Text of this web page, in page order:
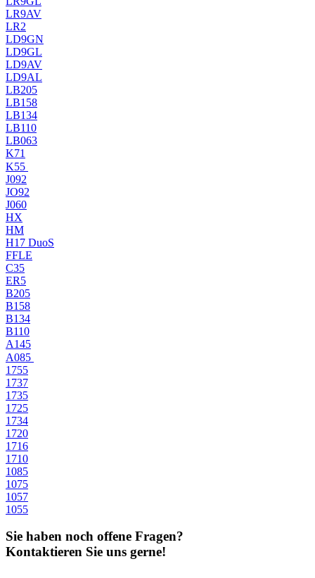
LR9AV
LR2
LD9GN
LD9GL
LD9AV
LD9AL
LB205
LB158
LB134
LB110
LB063
K71
K55
J092
JO92
J060
HX
HM
H17 DuoS
FFLE
C35
ER5
B205
B158
B134
B110
A145
A085
1755
1737
1735
1725
1734
1720
1716
1710
1085
1075
1057
1055
Sie haben noch offene Fragen?
Kontaktieren Sie uns gerne!